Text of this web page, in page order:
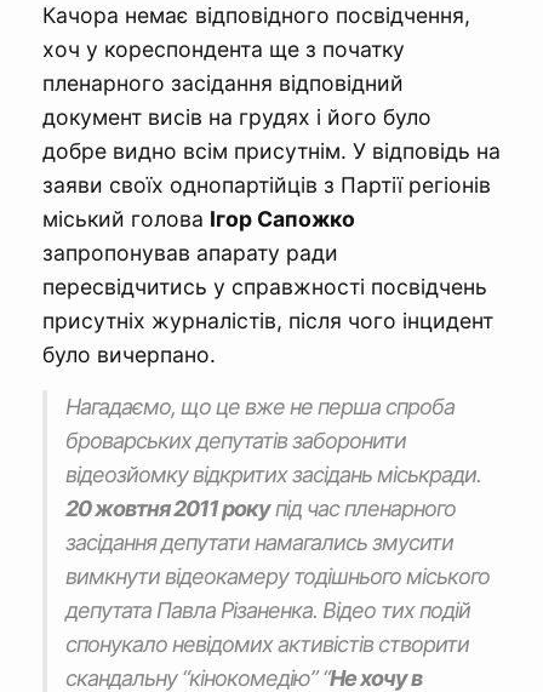
Качора немає відповідного посвідчення,
хоч у кореспондента ще з початку
пленарного засідання відповідний
документ висів на грудях і його було
добре видно всім присутнім. У відповідь на
заяви своїх однопартійців з Партії регіонів
міський голова Ігор Сапожко
запропонував апарату ради
пересвідчитись у справжності посвідчень
присутніх журналістів, після чого інцидент
було вичерпано.
Нагадаємо, що це вже не перша спроба
броварських депутатів заборонити
відеозйомку відкритих засідань міськради.
20 жовтня 2011 рокупід час пленарного
засідання депутати намагались змусити
вимкнути відеокамеру тодішнього міського
депутата Павла Різаненка. Відео тих подій
спонукало невідомих активістів створити
скандальну “кінокомедію” “Не хочу в